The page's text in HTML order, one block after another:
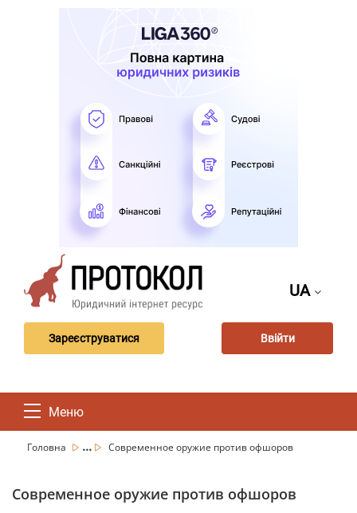
UA
Зареєструватися Ввійти
Меню
Головна ... Современное оружие против офшоров
Современное оружие против офшоров